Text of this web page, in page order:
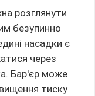
розглянути
безупинно
насадки є
через
Бар'єр може
тиску